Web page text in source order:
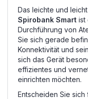
Das leichte und
Spirobank Smart ist
Durchführung von
Sie sich gerade
Konnektivität und
sich das Gerät
effizientes und
einrichten möchten.
Entscheiden Sie sich